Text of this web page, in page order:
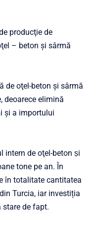
producţie de
– beton şi sârmă
de oţel-beton şi sârmă
deoarece elimină
şi a importului
intern de oţel-beton ṣi
tone pe an. În
în totalitate cantitatea
Turcia, iar investiția
de fapt.